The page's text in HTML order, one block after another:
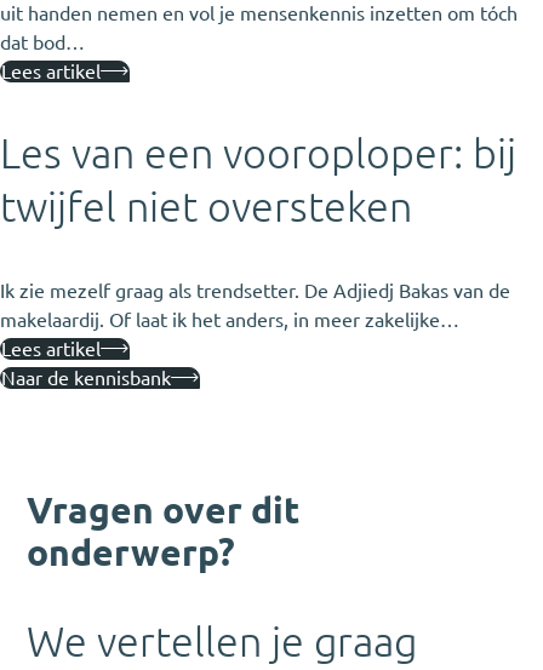
uit handen nemen en vol je mensenkennis inzetten om tóch
dat bod…
Lees artikel
Les van een vooroploper: bij
twijfel niet oversteken
Ik zie mezelf graag als trendsetter. De Adjiedj Bakas van de
makelaardij. Of laat ik het anders, in meer zakelijke…
Lees artikel
Naar de kennisbank
Vragen over dit
onderwerp?
We vertellen je graag